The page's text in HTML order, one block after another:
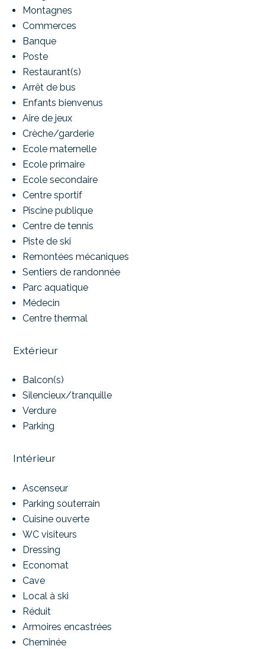
Montagnes
Commerces
Banque
Poste
Restaurant(s)
Arrêt de bus
Enfants bienvenus
Aire de jeux
Crèche/garderie
Ecole maternelle
Ecole primaire
Ecole secondaire
Centre sportif
Piscine publique
Centre de tennis
Piste de ski
Remontées mécaniques
Sentiers de randonnée
Parc aquatique
Médecin
Centre thermal
Extérieur
Balcon(s)
Silencieux/tranquille
Verdure
Parking
Intérieur
Ascenseur
Parking souterrain
Cuisine ouverte
WC visiteurs
Dressing
Economat
Cave
Local à ski
Réduit
Armoires encastrées
Cheminée